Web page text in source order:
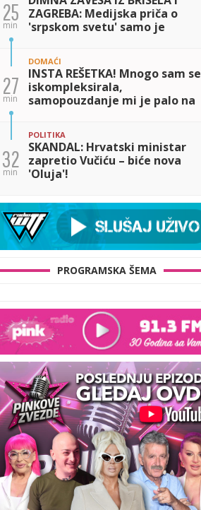
25
min
ZAGREBA: Medijska priča o
'srpskom svetu' samo je
pokoravanje Crne Gore
27
min
DOMAĆI
INSTA REŠETKA! Mnogo sam se
iskompleksirala,
samopouzdanje mi je palo na
ponašanja u Eli
32
min
POLITIKA
SKANDAL: Hrvatski ministar
zapretio Vučiću – biće nova
'Oluja'!
PROGRAMSKA ŠEMA